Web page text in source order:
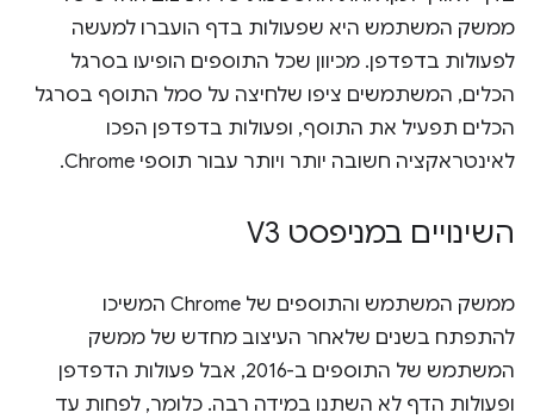
ממשק המשתמש היא שפעולות בדף הועברו למעשה
לפעולות בדפדפן. מכיוון שכל התוספים הופיעו בסרגל
הכלים, המשתמשים ציפו שלחיצה על סמל התוסף בסרגל
הכלים תפעיל את התוסף, ופעולות בדפדפן הפכו
לאינטראקציה חשובה יותר ויותר עבור תוספי Chrome.
השינויים במניפסט V3
ממשק המשתמש והתוספים של Chrome המשיכו
להתפתח בשנים שלאחר העיצוב מחדש של ממשק
המשתמש של התוספים ב-2016, אבל פעולות הדפדפן
ופעולות הדף לא השתנו במידה רבה. כלומר, לפחות עד